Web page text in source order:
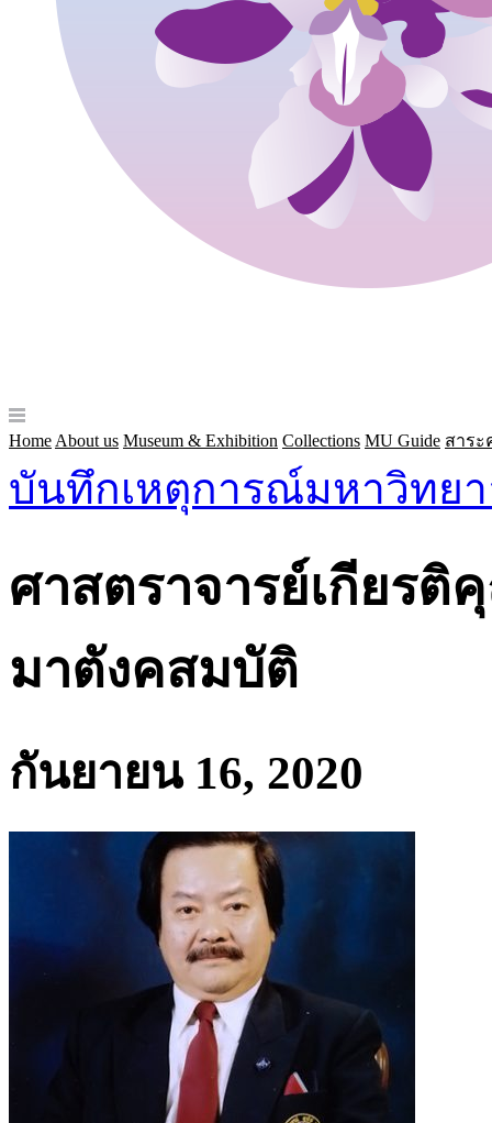
Home About us Museum & Exhibition Collections MU Guide สาระ
บันทึกเหตุการณ์มหาวิทย
ศาสตราจารย์เกียร
มาตังคสมบัติ
กันยายน 16, 2020